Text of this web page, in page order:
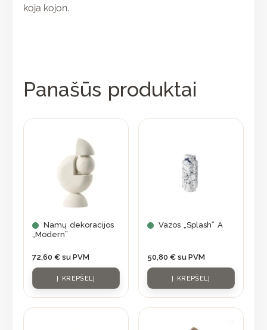
koja kojon.
Panašūs produktai
Namų dekoracijos
„Modern”
72,60 € su PVM
Į KREPŠELĮ
Vazos „Splash” A
50,80 € su PVM
Į KREPŠELĮ